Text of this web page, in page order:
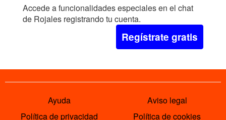
Accede a funcionalidades especiales en el chat
de Rojales registrando tu cuenta.
Regístrate gratis
Ayuda
Aviso legal
Política de privacidad
Política de cookies